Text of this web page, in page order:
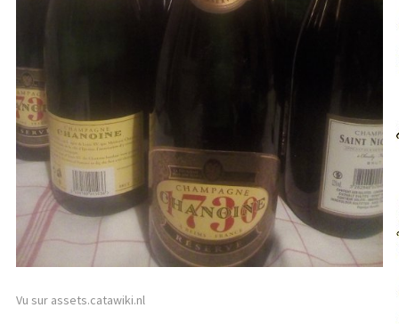
Vu sur assets.catawiki.nl